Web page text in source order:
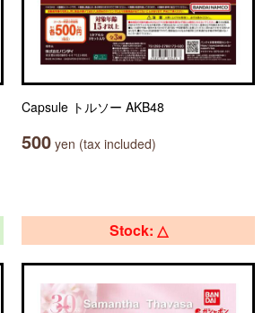
Capsule トルソー AKB48
500 yen (tax included)
Stock: △